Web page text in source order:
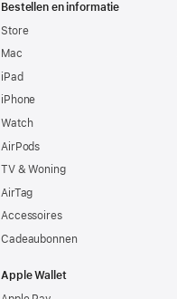
Bestellen en informatie
Store
Mac
iPad
iPhone
Watch
AirPods
TV & Woning
AirTag
Accessoires
Cadeaubonnen
Apple Wallet